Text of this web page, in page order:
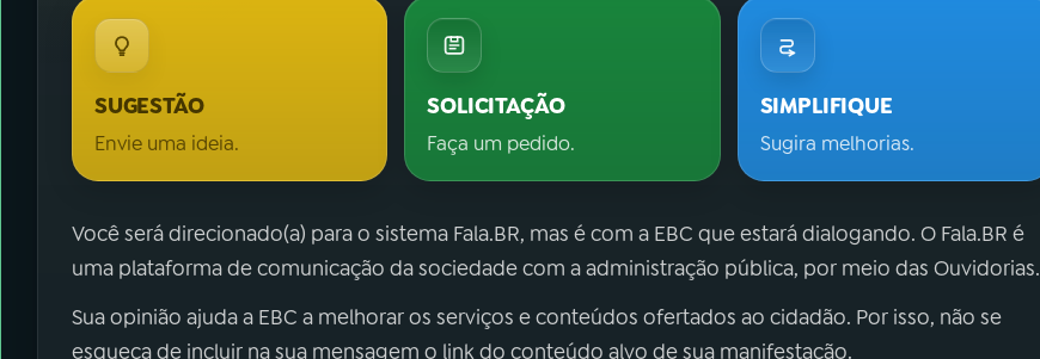
SUGESTÃO
Envie uma ideia.
SOLICITAÇÃO
Faça um pedido.
SIMPLIFIQUE
Sugira melhorias.
Você será direcionado(a) para o sistema Fala.BR, mas é com a EBC que estará dialogando. O Fala.BR é
uma plataforma de comunicação da sociedade com a administração pública, por meio das Ouvidorias.
Sua opinião ajuda a EBC a melhorar os serviços e conteúdos ofertados ao cidadão. Por isso, não se
esqueça de incluir na sua mensagem o link do conteúdo alvo de sua manifestação.